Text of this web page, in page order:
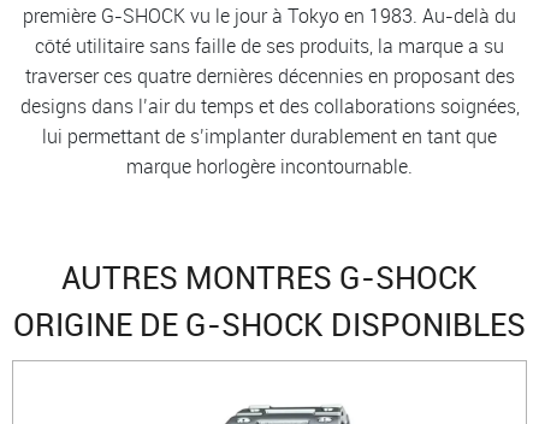
première G-SHOCK vu le jour à Tokyo en 1983. Au-delà du
côté utilitaire sans faille de ses produits, la marque a su
traverser ces quatre dernières décennies en proposant des
designs dans l’air du temps et des collaborations soignées,
lui permettant de s’implanter durablement en tant que
marque horlogère incontournable.
AUTRES MONTRES G-SHOCK
ORIGINE DE G-SHOCK DISPONIBLES